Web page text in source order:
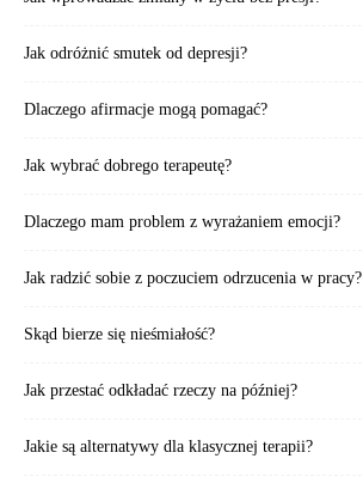
Jak odróżnić smutek od depresji?
Dlaczego afirmacje mogą pomagać?
Jak wybrać dobrego terapeutę?
Dlaczego mam problem z wyrażaniem emocji?
Jak radzić sobie z poczuciem odrzucenia w pracy?
Skąd bierze się nieśmiałość?
Jak przestać odkładać rzeczy na później?
Jakie są alternatywy dla klasycznej terapii?